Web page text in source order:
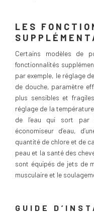
LES
Certains modèles de
fonctionnalités
par exemple, le réglage
de douche, paramètre
plus sensibles et
réglage de la
de l’eau qui sort par
économiseur d’eau,
quantité de chlore et de
peau et la santé des
sont équipés de jets de
musculaire et le
GUIDE